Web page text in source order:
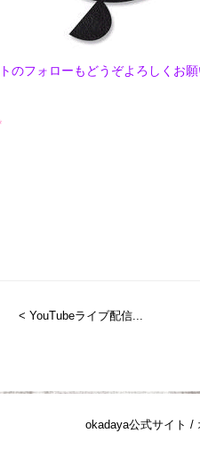
のフォローもどうぞよろしくお
< YouTubeライブ配信...
okadaya公式サイト /